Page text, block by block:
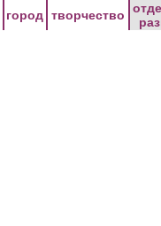
город творчество